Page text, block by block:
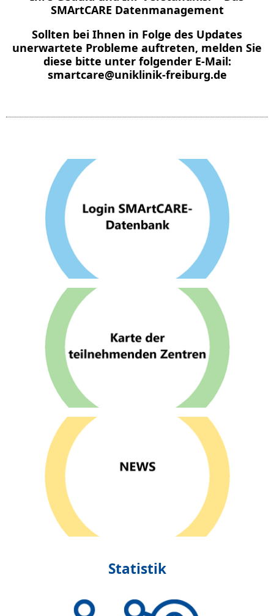
SMArtCARE Datenmanagement
Sollten bei Ihnen in Folge des Updates
unerwartete Probleme auftreten, melden Sie
diese bitte unter folgender E-Mail:
smartcare@uniklinik-freiburg.de
Statistik